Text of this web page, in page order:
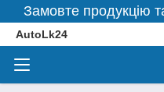
Замовте продукцію
AutoLk24